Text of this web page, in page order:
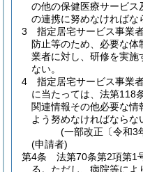
の他の保健医療サービス
の連携に努めなければな
3
指定居宅サービス事業
防止等のため、必要な
業者に対し、研修を実施
ない。
4
指定居宅サービス事業
に当たっては、法第118
関連情報その他必要な情
よう努めなければならな
(一部改正〔令和3
(申請者)
第4条
法第70条第2項第1
る。 ただし、病院等によ